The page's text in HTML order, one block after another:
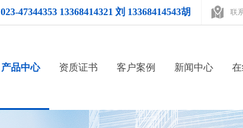
023-47344353 13368414321 刘 13368414543胡 联
产品中心 资质证书 客户案例 新闻中心